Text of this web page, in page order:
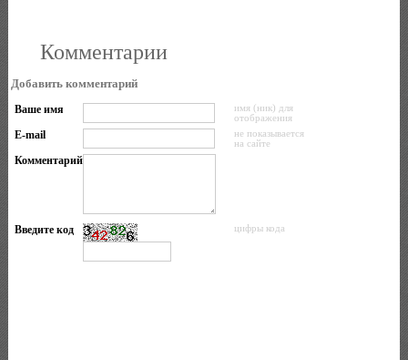
Комментарии
Добавить комментарий
Ваше имя
имя (ник) для
отображения
E-mail
не показывается
на сайте
Комментарий
Введите код цифры кода